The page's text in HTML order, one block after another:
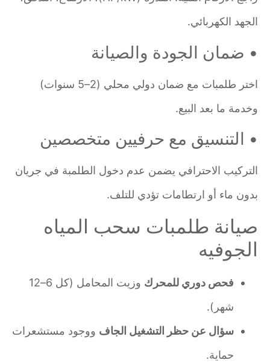
الجهد الكهربائي.
• ضمان الجودة والصيانة
اختر طلمبات مع ضمان دولي محلي (2–5 سنوات)
وخدمة ما بعد البيع.
• التنسيق مع حرفيين متخصصين
التركيب الاحترافي يضمن عدم دخول الطلمبة في جريان
بدون ماء أو ارتطامات تؤدي للتلف.
صيانة طلمبات سحب المياه
الجوفيه
فحص دوري للمحرك
وزيت المحامل (كل 6–12
شهر).
سؤال عن حظر التشغيل الجافووجود مستشعرات
حماية.